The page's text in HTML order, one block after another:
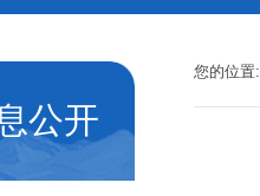
公开
您的位置: